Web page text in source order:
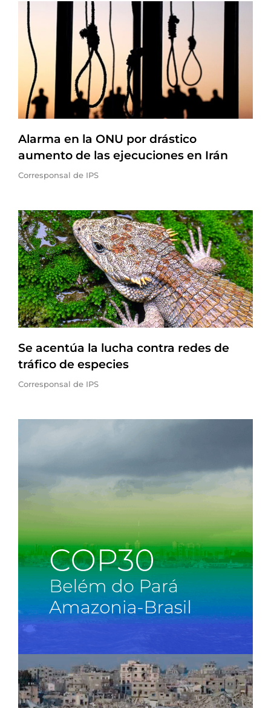
Alarma en la ONU por drástico
aumento de las ejecuciones en Irán
Corresponsal de IPS
Se acentúa la lucha contra redes de
tráfico de especies
Corresponsal de IPS